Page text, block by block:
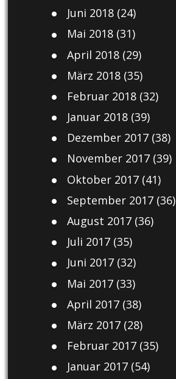
Juni 2018(24)
Mai 2018(31)
April 2018(29)
März 2018(35)
Februar 2018(32)
Januar 2018(39)
Dezember 2017(38)
November 2017(39)
Oktober 2017(41)
September 2017(36)
August 2017(36)
Juli 2017(35)
Juni 2017(32)
Mai 2017(33)
April 2017(38)
März 2017(28)
Februar 2017(35)
Januar 2017(54)